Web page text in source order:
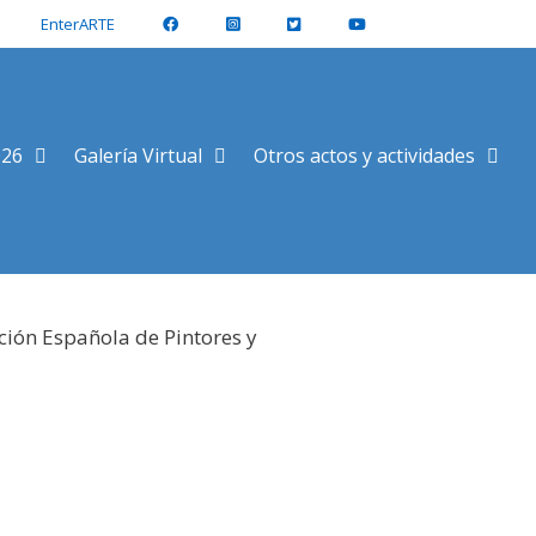
EnterARTE
Galería Virtual Otros actos y actividades
Española de Pintores y